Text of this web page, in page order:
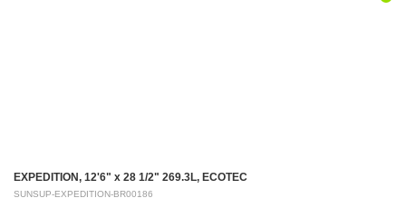
EXPEDITION, 12'6" x 28 1/2" 269.3L, ECOTEC
SUNSUP-EXPEDITION-BR00186